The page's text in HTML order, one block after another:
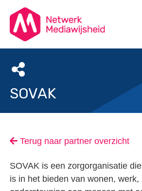
SOVAK
Terug naar partner overzicht
SOVAK is een zorgorganisatie
is in het bieden van wonen, werk,